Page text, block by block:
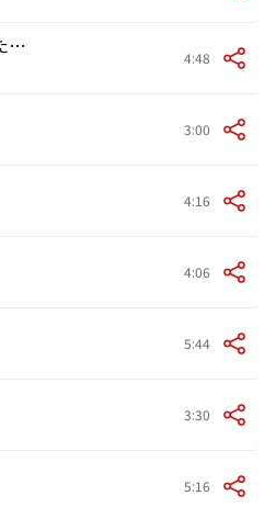
つ・き・あ・い・た・い 4:48
3:00
4:16
4:06
5:44
3:30
5:16